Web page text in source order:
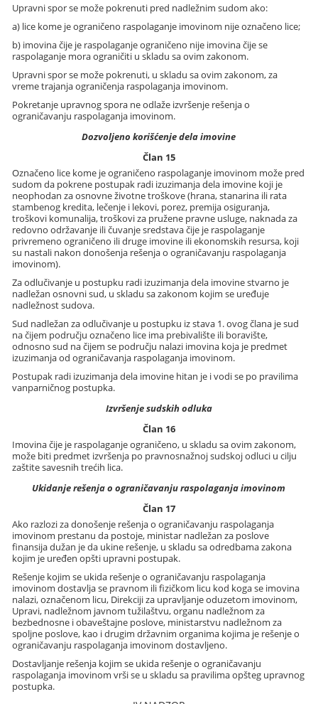
Upravni spor se može pokrenuti pred nadležnim sudom ako:
a) lice kome je ograničeno raspolaganje imovinom nije označeno lice;
b) imovina čije je raspolaganje ograničeno nije imovina čije se
raspolaganje mora ograničiti u skladu sa ovim zakonom.
Upravni spor se može pokrenuti, u skladu sa ovim zakonom, za
vreme trajanja ograničenja raspolaganja imovinom.
Pokretanje upravnog spora ne odlaže izvršenje rešenja o
ograničavanju raspolaganja imovinom.
Dozvoljeno korišćenje dela imovine
Član 15
Označeno lice kome je ograničeno raspolaganje imovinom može pred
sudom da pokrene postupak radi izuzimanja dela imovine koji je
neophodan za osnovne životne troškove (hrana, stanarina ili rata
stambenog kredita, lečenje i lekovi, porez, premija osiguranja,
troškovi komunalija, troškovi za pružene pravne usluge, naknada za
redovno održavanje ili čuvanje sredstava čije je raspolaganje
privremeno ograničeno ili druge imovine ili ekonomskih resursa, koji
su nastali nakon donošenja rešenja o ograničavanju raspolaganja
imovinom).
Za odlučivanje u postupku radi izuzimanja dela imovine stvarno je
nadležan osnovni sud, u skladu sa zakonom kojim se uređuje
nadležnost sudova.
Sud nadležan za odlučivanje u postupku iz stava 1. ovog člana je sud
na čijem području označeno lice ima prebivalište ili boravište,
odnosno sud na čijem se području nalazi imovina koja je predmet
izuzimanja od ograničavanja raspolaganja imovinom.
Postupak radi izuzimanja dela imovine hitan je i vodi se po pravilima
vanparničnog postupka.
Izvršenje sudskih odluka
Član 16
Imovina čije je raspolaganje ograničeno, u skladu sa ovim zakonom,
može biti predmet izvršenja po pravnosnažnoj sudskoj odluci u cilju
zaštite savesnih trećih lica.
Ukidanje rešenja o ograničavanju raspolaganja imovinom
Član 17
Ako razlozi za donošenje rešenja o ograničavanju raspolaganja
imovinom prestanu da postoje, ministar nadležan za poslove
finansija dužan je da ukine rešenje, u skladu sa odredbama zakona
kojim je uređen opšti upravni postupak.
Rešenje kojim se ukida rešenje o ograničavanju raspolaganja
imovinom dostavlja se pravnom ili fizičkom licu kod koga se imovina
nalazi, označenom licu, Direkciji za upravljanje oduzetom imovinom,
Upravi, nadležnom javnom tužilaštvu, organu nadležnom za
bezbednosne i obaveštajne poslove, ministarstvu nadležnom za
spoljne poslove, kao i drugim državnim organima kojima je rešenje o
ograničavanju raspolaganja imovinom dostavljeno.
Dostavljanje rešenja kojim se ukida rešenje o ograničavanju
raspolaganja imovinom vrši se u skladu sa pravilima opšteg upravnog
postupka.